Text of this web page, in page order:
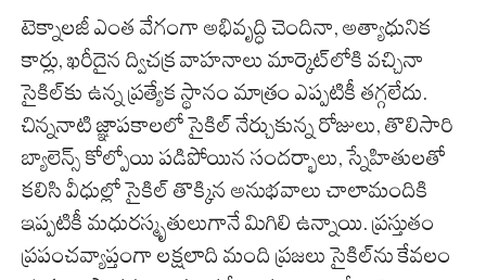
టెక్నాలజీ ఎంత వేగంగా అభివృద్ధి చెందినా, అత్యాధునిక
కార్లు, ఖరీదైన ద్విచక్ర వాహనాలు మార్కెట్‌లోకి వచ్చినా
సైకిల్‌కు ఉన్న ప్రత్యేక స్థానం మాత్రం ఎప్పటికీ తగ్గలేదు.
చిన్ననాటి జ్ఞాపకాలలో సైకిల్ నేర్చుకున్న రోజులు, తొలిసారి
బ్యాలెన్స్ కోల్పోయి పడిపోయిన సందర్భాలు, స్నేహితులతో
కలిసి వీధుల్లో సైకిల్ తొక్కిన అనుభవాలు చాలామందికి
ఇప్పటికీ మధురస్మృతులుగానే మిగిలి ఉన్నాయి. ప్రస్తుతం
ప్రపంచవ్యాప్తంగా లక్షలాది మంది ప్రజలు సైకిల్‌ను కేవలం